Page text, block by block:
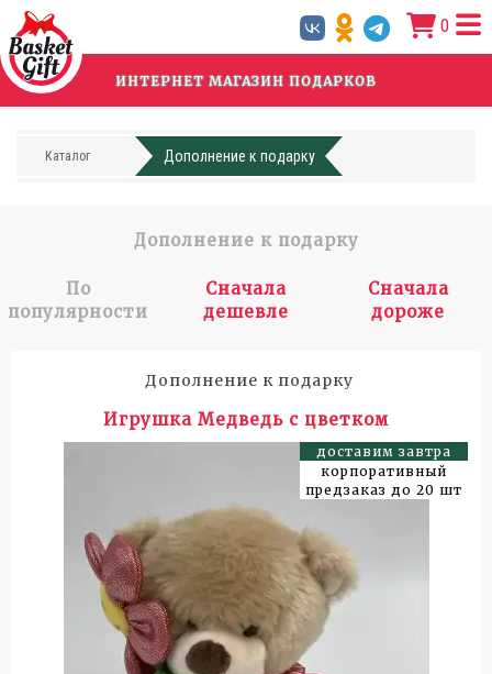
Перейти
основному
содержанию
0
ИНТЕРНЕТ МАГАЗИН ПОДАРКОВ
Каталог Дополнение к подарку
Дополнение к подарку
По
популярности
Сначала
дешевле
Сначала
дороже
Дополнение к подарку
Игрушка Медведь с цветком
доставим завтра
корпоративный
предзаказ до 20 шт